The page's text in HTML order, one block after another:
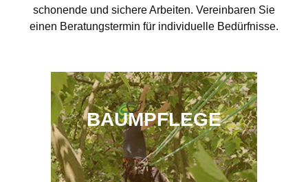
schonende und sichere Arbeiten. Vereinbaren Sie
einen Beratungstermin für individuelle Bedürfnisse.
BAUMPFLEGE